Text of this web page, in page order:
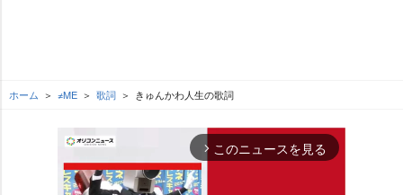
ホーム ≠ME 歌詞 きゅんかわ人生の歌詞
arrow_forward_ios このニュースを見る